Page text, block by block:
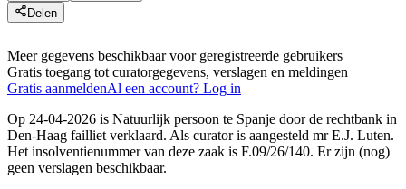
Delen
Meer gegevens beschikbaar voor geregistreerde gebruikers
Gratis toegang tot curatorgegevens, verslagen en meldingen
Gratis aanmeldenAl een account? Log in
Op 24-04-2026 is Natuurlijk persoon te Spanje door de rechtbank in
Den-Haag failliet verklaard. Als curator is aangesteld mr E.J. Luten.
Het insolventienummer van deze zaak is F.09/26/140. Er zijn (nog)
geen verslagen beschikbaar.